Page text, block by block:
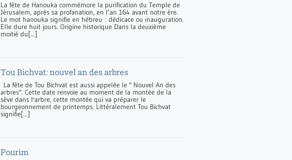
La fête de Hanouka commémore la purification du Temple de
Jérusalem, après sa profanation, en l’an 164 avant notre ère.
Le mot hanouka signifie en hébreu : dédicace ou inauguration.
Elle dure huit jours. Origine historique Dans la deuxième
moitié du[...]
Tou Bichvat: nouvel an des arbres
La fête de Tou Bichvat est aussi appelée le " Nouvel An des
arbres". Cette date renvoie au moment de la montée de la
sève dans l'arbre, cette montée qui va préparer le
bourgeonnement de printemps. Littéralement Tou Bichvat
signifie[...]
Pourim